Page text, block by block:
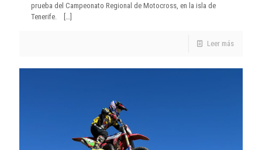
prueba del Campeonato Regional de Motocross, en la isla de
Tenerife.
[…]
Leer más